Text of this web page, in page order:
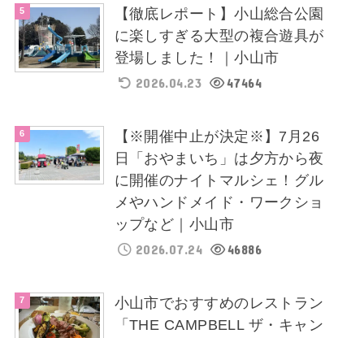
【徹底レポート】小山総合公園
に楽しすぎる大型の複合遊具が
登場しました！｜小山市
2026.04.23 47464
【※開催中止が決定※】7月26
日「おやまいち」は夕方から夜
に開催のナイトマルシェ！グル
メやハンドメイド・ワークショ
ップなど｜小山市
2026.07.24 46886
小山市でおすすめのレストラン
「THE CAMPBELL ザ・キャン